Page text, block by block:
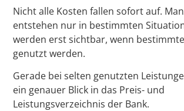
Nicht alle Kosten fallen sofort auf.
entstehen nur in bestimmten
werden erst sichtbar, wenn
genutzt werden.
Gerade bei selten genutzten
ein genauer Blick in das Preis- und
Leistungsverzeichnis der Bank.